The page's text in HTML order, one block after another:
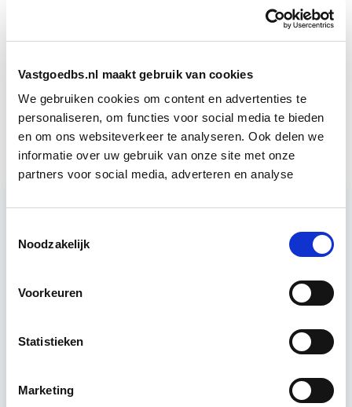
Vastgoedbs.nl maakt gebruik van cookies
We gebruiken cookies om content en advertenties te
personaliseren, om functies voor social media te bieden
en om ons websiteverkeer te analyseren. Ook delen we
informatie over uw gebruik van onze site met onze
partners voor social media, adverteren en analyse
Noodzakelijk
Voorkeuren
Statistieken
Marketing
Vastgoedmanagement Start ma 14 sep
Vergunningverlening, Handhaving
en Stikstof
Start wo 11
nov
Business Case voor Vastgoed- &
verbeteren. De belangrijkste trends in vastgoed